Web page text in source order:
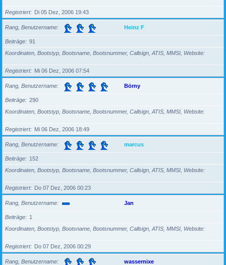
Registriert Di 05 Dez, 2006 19:43
Rang, Benutzername Heinz F
Beiträge
91
Koordinaten, Bootstyp, Bootsname, Bootsnummer, Callsign, ATIS, MMSI, Website
Registriert Mi 06 Dez, 2006 07:54
Rang, Benutzername Börny
Beiträge
290
Koordinaten, Bootstyp, Bootsname, Bootsnummer, Callsign, ATIS, MMSI, Website
Registriert Mi 06 Dez, 2006 18:49
Rang, Benutzername marcus
Beiträge
152
Koordinaten, Bootstyp, Bootsname, Bootsnummer, Callsign, ATIS, MMSI, Website
Registriert Do 07 Dez, 2006 00:23
Rang, Benutzername Jan
Beiträge
1
Koordinaten, Bootstyp, Bootsname, Bootsnummer, Callsign, ATIS, MMSI, Website
Registriert Do 07 Dez, 2006 00:29
Rang, Benutzername wassernixe